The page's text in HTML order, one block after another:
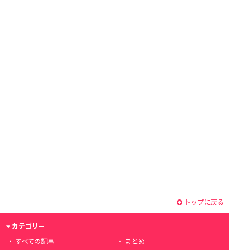
トップに戻る
カテゴリー
すべての記事
まとめ